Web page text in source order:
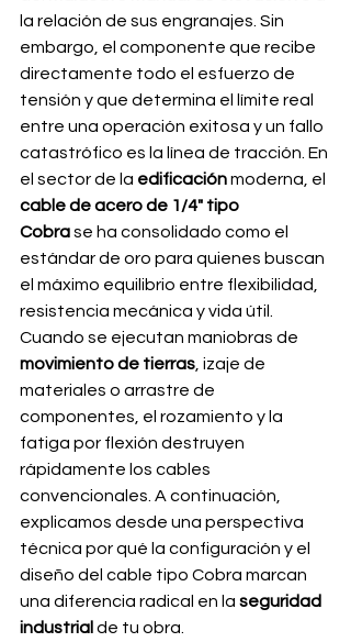
la relación de sus engranajes. Sin
embargo, el componente que recibe
directamente todo el esfuerzo de
tensión y que determina el límite real
entre una operación exitosa y un fallo
catastrófico es la línea de tracción. En
el sector de la edificación moderna, el
cable de acero de 1/4" tipo
Cobra se ha consolidado como el
estándar de oro para quienes buscan
el máximo equilibrio entre flexibilidad,
resistencia mecánica y vida útil.
Cuando se ejecutan maniobras de
movimiento de tierras , izaje de
materiales o arrastre de
componentes, el rozamiento y la
fatiga por flexión destruyen
rápidamente los cables
convencionales. A continuación,
explicamos desde una perspectiva
técnica por qué la configuración y el
diseño del cable tipo Cobra marcan
una diferencia radical en la seguridad
industrial de tu obra.